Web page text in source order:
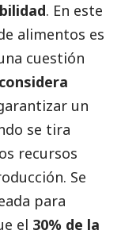
. En este
alimentos es
cuestión
un
se tira
recursos
Se
para
el 30% de la